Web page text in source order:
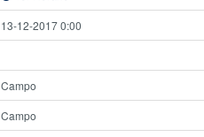
13-12-2017 0:00
Campo
Campo